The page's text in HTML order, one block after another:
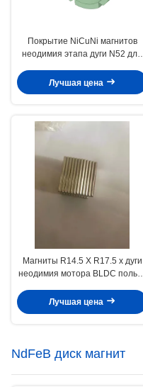
Покрытие NiCuNi магнитов
неодимия этапа дуги N52 для
Лучшая цена
Магниты R14.5 X R17.5 x дуги
неодимия мотора BLDC польза
Лучшая цена
NdFeB диск магнит